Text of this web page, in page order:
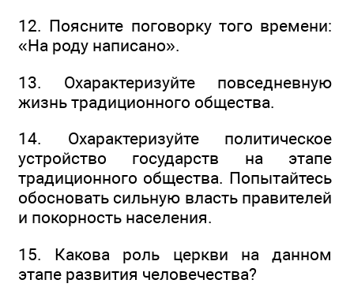
12. Поясните поговорку того времени:
«На роду написано».
13. Охарактеризуйте повседневную
жизнь традиционного общества.
14. Охарактеризуйте политическое
устройство государств на этапе
традиционного общества. Попытайтесь
обосновать сильную власть правителей
и покорность населения.
15. Какова роль церкви на данном
этапе развития человечества?